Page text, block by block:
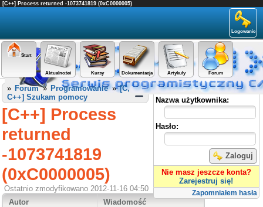
[C++] Process returned -1073741819 (0xC0000005)
Logowanie
Start
Aktualności Kursy Dokumentacja Artykuły Forum
Panel użytkownika
Nazwa użytkownika:
Hasło:
Zaloguj
Nie masz jeszcze konta?
Zarejestruj się!
Zapomniałem hasła
» Forum» Programowanie»[C,
C++] Szukam pomocy
[C++] Process
returned
-1073741819
(0xC0000005)
Ostatnio zmodyfikowano 2012-11-16 04:50
Autor
Wiadomość